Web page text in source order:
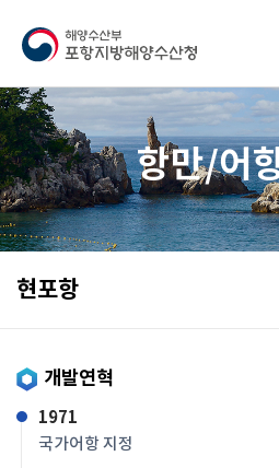
항만/어
현포항
개발연혁
1971
국가어항 지정